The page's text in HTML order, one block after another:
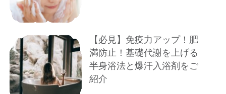
【必見】免疫力アップ！肥
満防止！基礎代謝を上げる
半身浴法と爆汗入浴剤をご
紹介